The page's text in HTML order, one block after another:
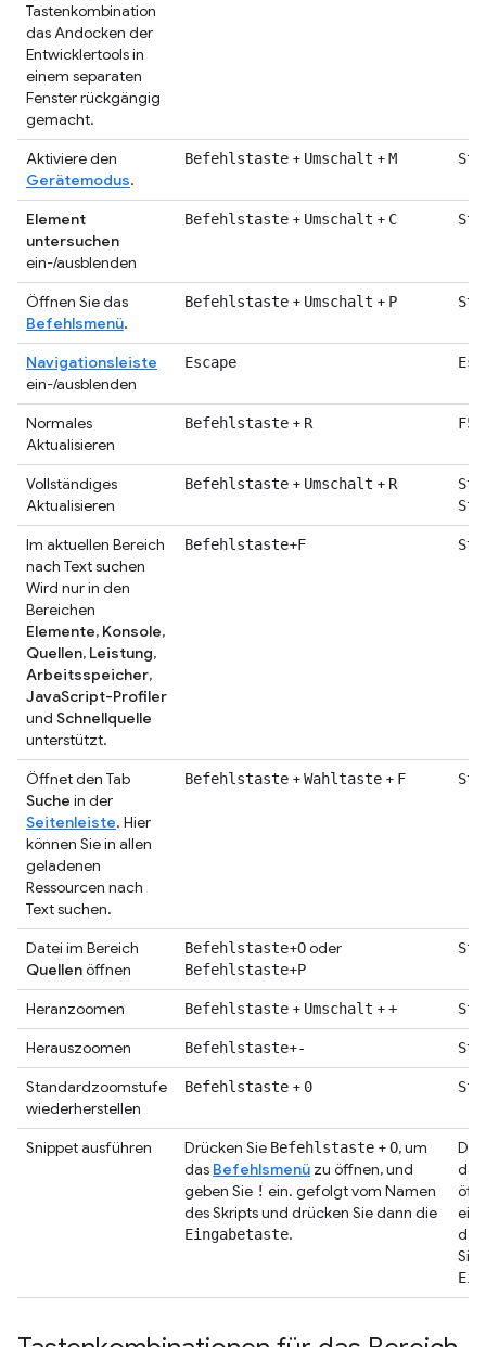
Tastenkombination
das Andocken der
Entwicklertools in
einem separaten
Fenster rückgängig
gemacht.
Aktiviere den
Gerätemodus.
Befehlstaste + Umschalt +M
Element
untersuchen
ein-/ausblenden
Befehlstaste + Umschalt + C
Öffnen Sie das
Befehlsmenü.
Befehlstaste + Umschalt + P
Navigationsleiste
ein-/ausblenden
Escape
Normales
Aktualisieren
Befehlstaste + R F5
Vollständiges
Aktualisieren
Befehlstaste + Umschalt + R
Im aktuellen Bereich
nach Text suchen
Wird nur in den
Bereichen
Elemente, Konsole,
Quellen, Leistung,
Arbeitsspeicher,
JavaScript-Profiler
und Schnellquelle
unterstützt.
Befehlstaste+F
Öffnet den Tab
Suche in der
Seitenleiste. Hier
können Sie in allen
geladenen
Ressourcen nach
Text suchen.
Befehlstaste +Wahltaste + F
Datei im Bereich
Quellenöffnen
Befehlstaste+Ooder
Befehlstaste+P
Heranzoomen Befehlstaste + Umschalt ++
Herauszoomen Befehlstaste+-
Standardzoomstufe
wiederherstellen
Befehlstaste + 0
Snippet ausführen Drücken Sie Befehlstaste +O, um
das Befehlsmenü zu öffnen, und
geben Sie ! ein. gefolgt vom Namen
des Skripts und drücken Sie dann die
Eingabetaste.
das
Sie